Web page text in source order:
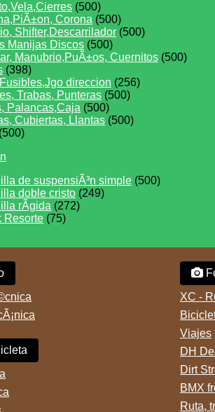
(500)
Corona (500)
Shifter,Descarrilador (500)
Manijas Discos (500)
Manubrio,PuÃ±os, Cuernitos (500)
(398)
direccion (256)
Trabas, Punteras (500)
Palancas,Caja (500)
Cubiertas, Llantas (500)
(500)
de suspensiÃ³n simple (500)
doble cristo (249)
rÃ­gida (272)
Resorte (75)
XC -
Viajes
DH
Dirt
BMX
Ruta,